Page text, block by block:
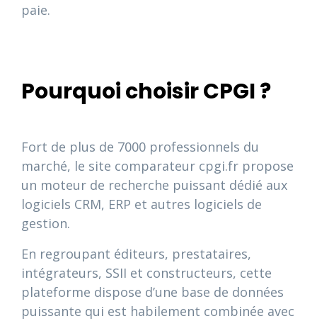
paie.
Pourquoi choisir CPGI ?
Fort de plus de 7000 professionnels du
marché, le site comparateur cpgi.fr propose
un moteur de recherche puissant dédié aux
logiciels CRM, ERP et autres logiciels de
gestion.
En regroupant éditeurs, prestataires,
intégrateurs, SSII et constructeurs, cette
plateforme dispose d’une base de données
puissante qui est habilement combinée avec